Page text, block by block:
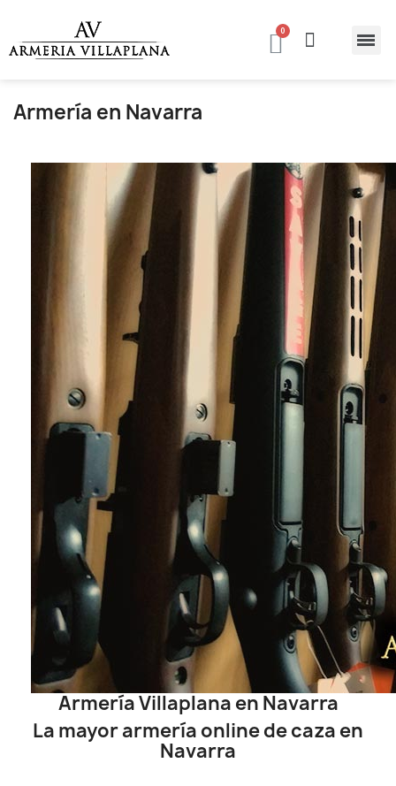
Armería en Navarra
Armería Villaplana en Navarra
La mayor armería online de caza en
Navarra